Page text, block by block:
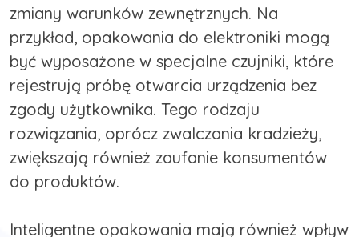
zmiany warunków zewnętrznych. Na
przykład, opakowania do elektroniki mogą
być wyposażone w specjalne czujniki, które
rejestrują próbę otwarcia urządzenia bez
zgody użytkownika. Tego rodzaju
rozwiązania, oprócz zwalczania kradzieży,
zwiększają również zaufanie konsumentów
do produktów.
Inteligentne opakowania mają również wpływ